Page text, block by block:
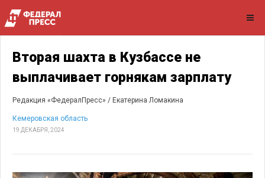
Вторая шахта в Кузбассе не
выплачивает горнякам зарплату
Редакция «ФедералПресс» / Екатерина Ломакина
Кемеровская область
19 ДЕКАБРЯ, 2024